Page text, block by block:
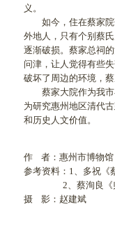
义。
如今，住在蔡家院
外地人，只有个别蔡
逐渐破损。蔡家总祠
问津，让人觉得有些
破坏了周边的环境，
蔡家大院作为我市
为研究惠州地区清代
和历史人文价值。
作 者：惠州市博物
参考资料：1、多祝《
2、蔡洵良《归
摄 影：赵建斌